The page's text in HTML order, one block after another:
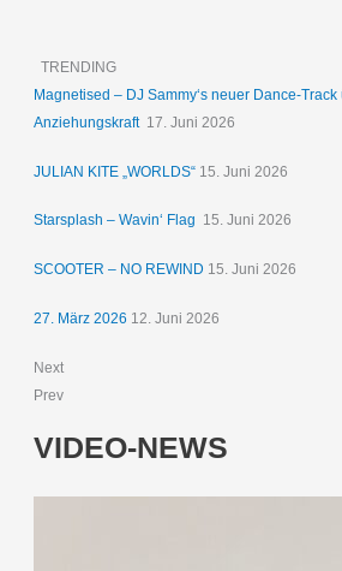
TRENDING
Magnetised – DJ Sammy‘s neuer Dance-
Anziehungskraft 17. Juni 2026
JULIAN KITE „WORLDS“ 15. Juni 2026
Starsplash – Wavin‘ Flag 15. Juni 2026
SCOOTER – NO REWIND 15. Juni 2026
27. März 2026 12. Juni 2026
Next
Prev
VIDEO-NEWS